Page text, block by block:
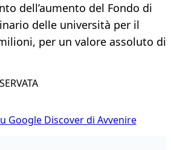
dell’aumento del Fondo di
delle università per il
per un valore assoluto di
Google Discover di Avvenire